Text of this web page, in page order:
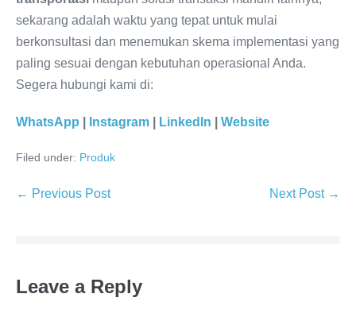
sekarang adalah waktu yang tepat untuk mulai
berkonsultasi dan menemukan skema implementasi yang
paling sesuai dengan kebutuhan operasional Anda.
Segera hubungi kami di:
WhatsApp Instagram LinkedIn Website
Filed under: Produk
← Previous Post Next Post →
Leave a Reply